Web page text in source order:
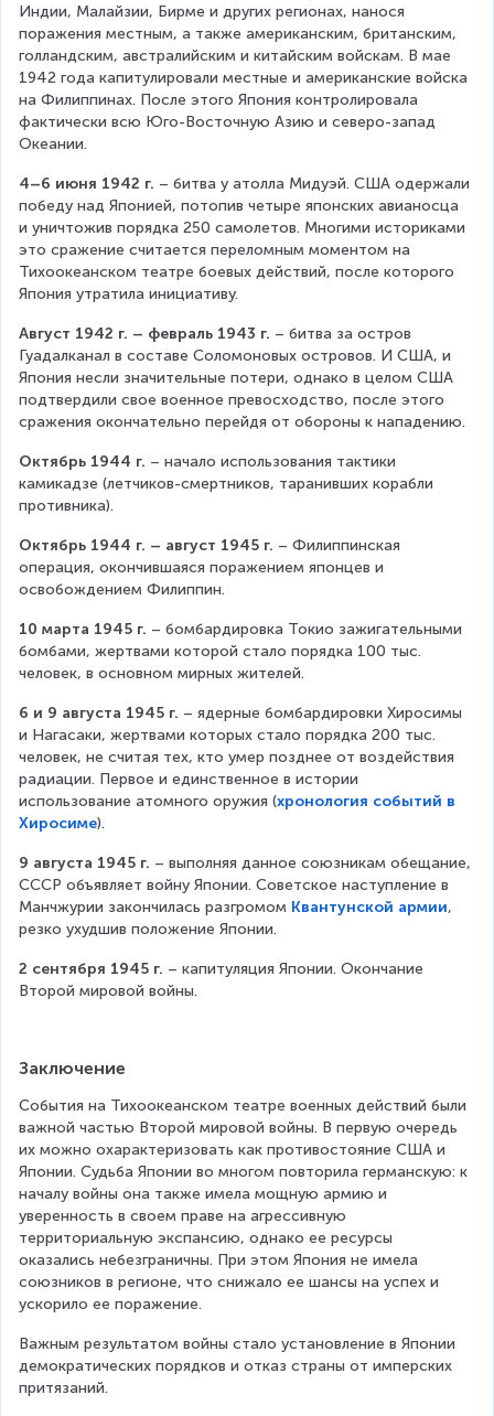
Индии, Малайзии, Бирме и других регионах, нанося
поражения местным, а также американским, британским,
голландским, австралийским и китайским войскам. В мае
1942 года капитулировали местные и американские войска
на Филиппинах. После этого Япония контролировала
фактически всю Юго-Восточную Азию и северо-запад
Океании.
4–6 июня 1942 г. – битва у атолла Мидуэй. США одержали
победу над Японией, потопив четыре японских авианосца
и уничтожив порядка 250 самолетов. Многими историками
это сражение считается переломным моментом на
Тихоокеанском театре боевых действий, после которого
Япония утратила инициативу.
Август 1942 г. – февраль 1943 г. – битва за остров
Гуадалканал в составе Соломоновых островов. И США, и
Япония несли значительные потери, однако в целом США
подтвердили свое военное превосходство, после этого
сражения окончательно перейдя от обороны к нападению.
Октябрь 1944 г. – начало использования тактики
камикадзе (летчиков-смертников, таранивших корабли
противника).
Октябрь 1944 г. – август 1945 г. – Филиппинская
операция, окончившаяся поражением японцев и
освобождением Филиппин.
10 марта 1945 г. – бомбардировка Токио зажигательными
бомбами, жертвами которой стало порядка 100 тыс.
человек, в основном мирных жителей.
6 и 9 августа 1945 г. – ядерные бомбардировки Хиросимы
и Нагасаки, жертвами которых стало порядка 200 тыс.
человек, не считая тех, кто умер позднее от воздействия
радиации. Первое и единственное в истории
использование атомного оружия (хронология событий в
Хиросиме).
9 августа 1945 г. – выполняя данное союзникам обещание,
СССР объявляет войну Японии. Советское наступление в
Манчжурии закончилась разгромом Квантунской армии,
резко ухудшив положение Японии.
2 сентября 1945 г. – капитуляция Японии. Окончание
Второй мировой войны.
Заключение
События на Тихоокеанском театре военных действий были
важной частью Второй мировой войны. В первую очередь
их можно охарактеризовать как противостояние США и
Японии. Судьба Японии во многом повторила германскую: к
началу войны она также имела мощную армию и
уверенность в своем праве на агрессивную
территориальную экспансию, однако ее ресурсы
оказались небезграничны. При этом Япония не имела
союзников в регионе, что снижало ее шансы на успех и
ускорило ее поражение.
Важным результатом войны стало установление в Японии
демократических порядков и отказ страны от имперских
притязаний.